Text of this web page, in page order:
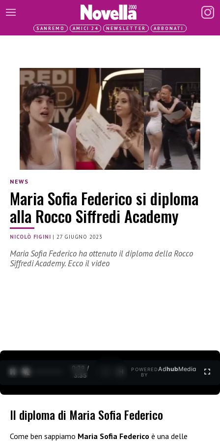
SANREMO AMICI 24 NEWSLETTER ABBONATI
NEWS
Maria Sofia Federico si diploma
alla Rocco Siffredi Academy
NICOLÒ FIGINI | 27 GIUGNO 2023
Maria Sofia Federico ha ottenuto il diploma della Rocco
Siffredi Academy. Ecco il video
0:30 /
3:35
POWERED
BY
AdhubMedia
Il diploma di Maria Sofia Federico
Come ben sappiamo Maria Sofia Federico è una delle